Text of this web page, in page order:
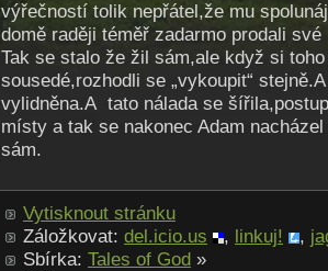
výřečností tolik nepřátel,že mu
domě raději téměř zadarmo prodali své
Tak se stalo že žil sám,ale když si
sousedé,rozhodli se „vykoupit“
vylidněna.A tato nálada se
místy a tak se nakonec Adam
sám.
Vytisknout stránku
Záložkovat: del.icio.us , linkuj! ,
Sbírka: Tales of God »